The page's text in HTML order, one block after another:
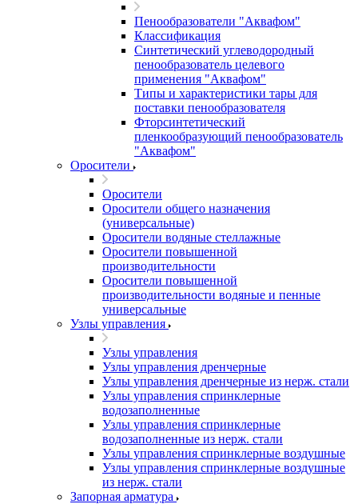
Пенообразователи "Аквафом"
Классификация
Синтетический углеводородный
пенообразователь целевого
применения "Аквафом"
Типы и характеристики тары для
поставки пенообразователя
Фторсинтетический
пленкообразующий пенообразователь
"Аквафом"
Оросители
Оросители
Оросители oбщего назначения
(универсальные)
Оросители водяные стеллажные
Оросители повышенной
производительности
Оросители повышенной
производительности водяные и пенные
универсальные
Узлы управления
Узлы управления
Узлы управления дренчерные
Узлы управления дренчерные из нерж. стали
Узлы управления спринклерные
водозаполненные
Узлы управления спринклерные
водозаполненные из нерж. стали
Узлы управления спринклерные воздушные
Узлы управления спринклерные воздушные
из нерж. стали
Запорная арматура